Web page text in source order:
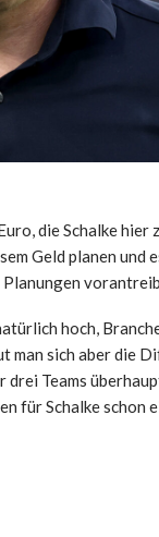
die Schalke
Geld planen und
hoch,
man sich aber die
drei Teams
für Schalke